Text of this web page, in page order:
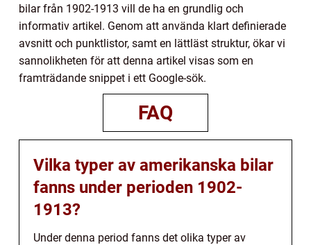
bilar från 1902-1913 vill de ha en grundlig och
informativ artikel. Genom att använda klart definierade
avsnitt och punktlistor, samt en lättläst struktur, ökar vi
sannolikheten för att denna artikel visas som en
framträdande snippet i ett Google-sök.
FAQ
Vilka typer av amerikanska bilar
fanns under perioden 1902-
1913?
Under denna period fanns det olika typer av